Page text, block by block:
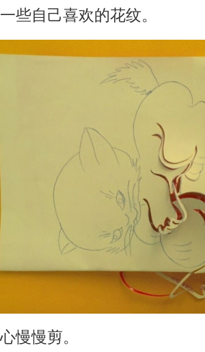
些自己喜欢的花纹。
慢慢剪。